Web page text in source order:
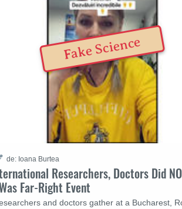
Researchers, Doctors Did
Far-Right Event
and doctors gather at a Bucharest,
de: Ioana Burtea
Fake Science